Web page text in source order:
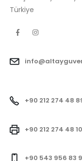
Türkiye
+90 212 274 48
+90 212 274 48 10
+90 543 956 83